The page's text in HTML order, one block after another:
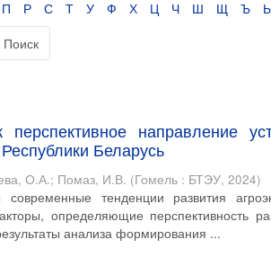
П Р С Т У Ф Х Ц Ч Ш Щ Ъ
Поиск
перспективное направление
Беларусь
О.А.; Помаз, И.В. (Гомель : БТЭУ,2024)
тенденции развития
определяющие перспективность
анализа формирования ...